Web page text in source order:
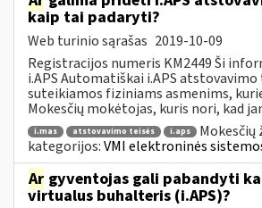
kaip tai padaryti?
Web turinio sąrašas 2019-10-09
Registracijos numeris KM2449 Ši
i.APS Automatiškai i.APS atstovavimo
suteikiamos fiziniams asmenims,
Mokesčių mokėtojas, kuris nori, kad
i.mas atstovavimo teisės i.aps
Mokesčių
kategorijos:VMI elektroninės
Ar gyventojas gali pabandyti
virtualus buhalteris (i.APS)?